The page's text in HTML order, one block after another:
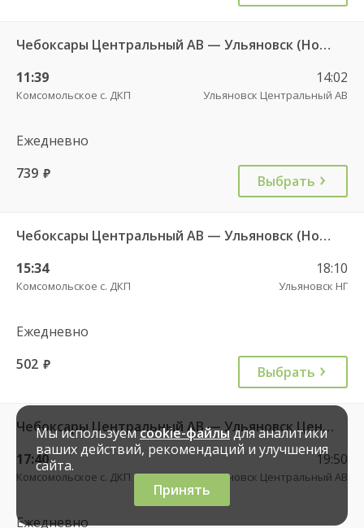
Чебоксары Центральный АВ — Ульяновск (Новый город) ч/з Батырево с. ДКП 5843
11:39
Комсомольское с. ДКП
14:02
Ульяновск Центральный АВ
Ежедневно
739 руб. Выбрать
Чебоксары Центральный АВ — Ульяновск (Новый город) 1893
15:34
Комсомольское с. ДКП
18:10
Ульяновск НГ
Ежедневно
502 руб. Выбрать
Чебоксары Центральный АВ — Ульяновск Центральный АВ 8164
17:40
Комсомольское с. ДКП
19:50
Ульяновск Центральный АВ
Ежедневно
Мы используемcookie-файлыдля аналитики
ваших действий, рекомендаций и улучшения
сайта.
Принять